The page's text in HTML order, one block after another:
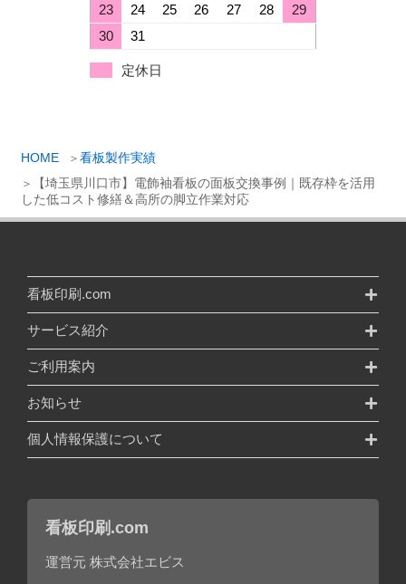
HOME
看板製作実績
【埼玉県川口市】電飾袖看板の面板交換事例｜既存枠を活用
した低コスト修繕＆高所の脚立作業対応
23
24 25 26 27 28
29
30
31
定休日
看板印刷.com
サービス紹介
ご利用案内
お知らせ
個人情報保護について
看板印刷.com
運営元 株式会社エビス